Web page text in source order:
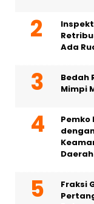
Ada
Bedah
Mimpi
Daerah
Fraksi